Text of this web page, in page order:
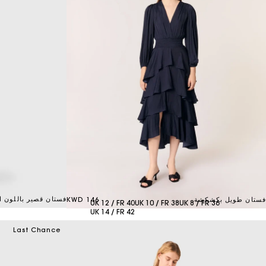
فستان طويل بكشكشة 146 KWD UK 8 / FR 36
UK 10 / FR 38
UK 12 / FR 40
UK 14 / FR 42
فستان قصير باللون
Last Chance